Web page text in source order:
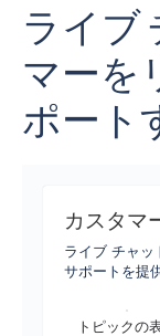
ライブ
マーを
ポート
カスタマ
ライブ チャッ
サポートを提
トピックの